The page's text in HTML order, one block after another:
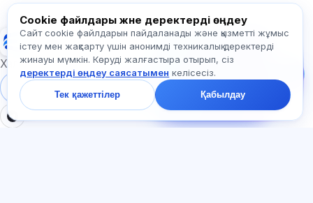
Exalify
Халықаралық тіл емтихандарына дайындық
Жүйеге кіру
Тіркеу
Бізге жазыңыз!
Тарифтер,
емтихандар немесе
неден бастау туралы
сұраңыз — чатта бір
минут ішінде жауап
береміз.
Cookie файлдары және деректерді өңдеу
Сайт cookie файлдарын пайдаланады және қызметті жұмыс
істеу мен жақсарту үшін анонимді техникалық деректерді
жинауы мүмкін. Көруді жалғастыра отырып, сіз
деректерді өңдеу саясатымен келісесіз.
Тек қажеттілер Қабылдау